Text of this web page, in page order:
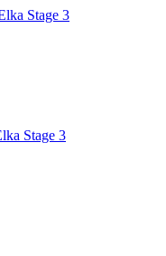
Stage 3
Stage 3